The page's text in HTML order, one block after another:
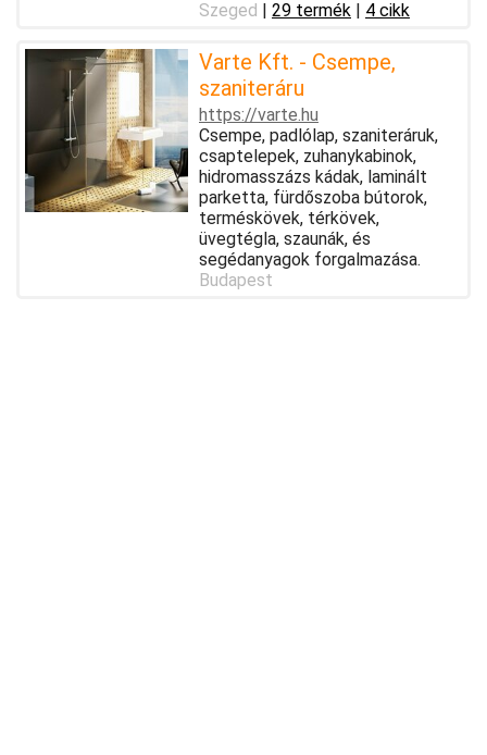
Szeged | 29 termék | 4 cikk
Varte Kft. - Csempe,
szaniteráru
https://varte.hu
Csempe, padlólap, szaniteráruk,
csaptelepek, zuhanykabinok,
hidromasszázs kádak, laminált
parketta, fürdőszoba bútorok,
terméskövek, térkövek,
üvegtégla, szaunák, és
segédanyagok forgalmazása.
Budapest